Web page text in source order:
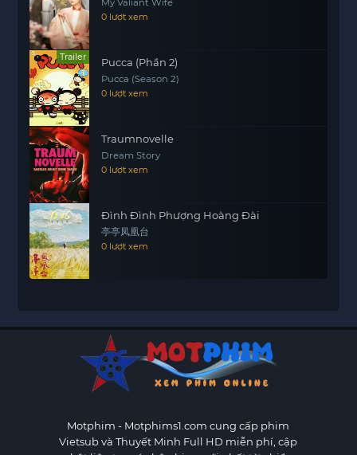
My Valiant Wife
0 lượt xem
Trailer Pucca (Phần 2)
Pucca (Season 2)
0 lượt xem
Traumnovelle
Dream Story
0 lượt xem
Đình Đình Phượng Hoàng Đài
亭亭凤凰台
0 lượt xem
Motphim - Motphims1.com cung cấp phim
Vietsub và Thuyết Minh Full HD miễn phí, cập